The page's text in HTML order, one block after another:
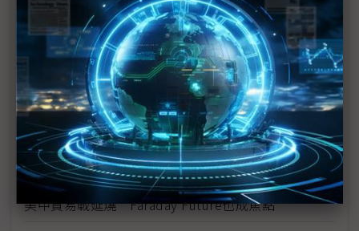
川普不排除全面開徵所有輸美陸貨關稅 iPhone、
CPU、記憶體等科技產品恐難倖免
台積電魏哲家：美中貿易戰衝擊所有產業
美中貿易戰掀台商回流潮 整建廠照明需求2019年下
半發酵
迴避貿易戰風險 日本Nekist朝緬甸發展
美中貿易戰延燒 Faraday Future也成焦點